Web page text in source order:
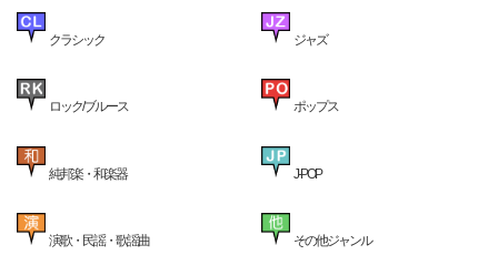
クラシック ジャズ
ロック/ブルース ポップス
純邦楽・和楽器 J-POP
演歌・民謡・歌謡曲 その他ジャンル